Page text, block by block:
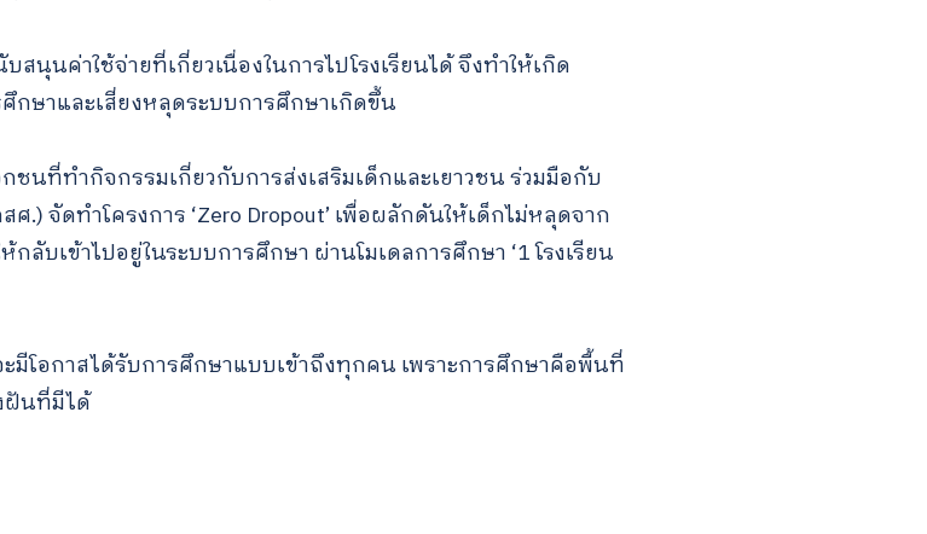
นุนค่าใช้จ่ายที่เกี่ยวเนื่องในการไปโรงเรียนได้ จึงทำให้เกิด
ษาและเสี่ยงหลุดระบบการศึกษาเกิดขึ้น
ชนที่ทำกิจกรรมเกี่ยวกับการส่งเสริมเด็กและเยาวชน ร่วมมือกับ
.) จัดทำโครงการ ‘Zero Dropout’ เพื่อผลักดันให้เด็กไม่หลุดจาก
ลับเข้าไปอยู่ในระบบการศึกษา ผ่านโมเดลการศึกษา ‘1 โรงเรียน
โอกาสได้รับการศึกษาแบบเข้าถึงทุกคน เพราะการศึกษาคือพื้นที่
ฝันที่มีได้